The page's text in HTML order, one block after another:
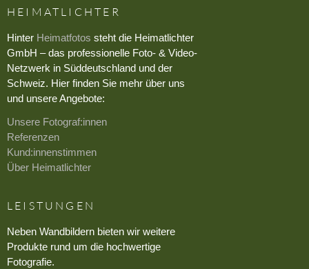
HEIMATLICHTER
Hinter Heimatfotos steht die Heimatlichter
GmbH – das professionelle Foto- & Video-
Netzwerk in Süddeutschland und der
Schweiz. Hier finden Sie mehr über uns
und unsere Angebote:
Unsere Fotograf:innen
Referenzen
Kund:innenstimmen
Über Heimatlichter
LEISTUNGEN
Neben Wandbildern bieten wir weitere
Produkte rund um die hochwertige
Fotografie.